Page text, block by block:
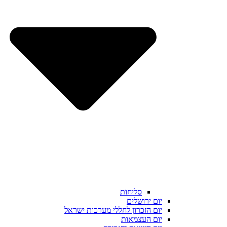
סליחות
יום ירושלים
יום הזכרון לחללי מערכות ישראל
יום העצמאות